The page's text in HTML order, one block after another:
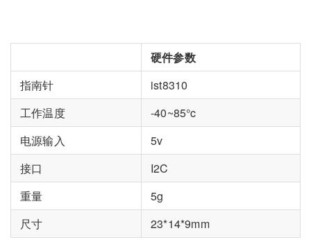
硬件参数
指南针
ist8310
工作温度
-40~85°c
电源输入
5v
接口
I2C
重量
5g
尺寸
23*14*9mm